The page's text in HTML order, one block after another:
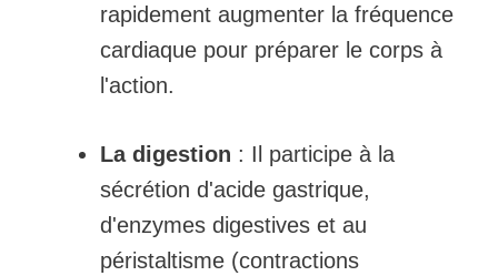
rapidement augmenter la fréquence
cardiaque pour préparer le corps à
l'action.
La digestion : Il participe à la
sécrétion d'acide gastrique,
d'enzymes digestives et au
péristaltisme (contractions